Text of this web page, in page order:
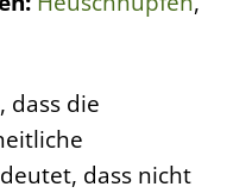
dass die
dass nicht